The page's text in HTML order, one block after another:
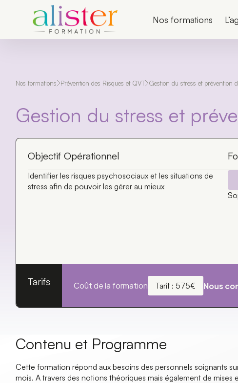
Nos formations
Nos formations Prévention des Risques et QVT Gestion du stress et prévention
Gestion du stress et
Objectif Opérationnel
Identifier les risques psychosociaux et les situations de
stress afin de pouvoir les gérer au mieux
Tarifs Coût de la formation Tarif : 575€ Nous
Contenu et Programme
Cette formation répond aux besoins des personnels soignants
mois. A travers des notions théoriques mais également de mises